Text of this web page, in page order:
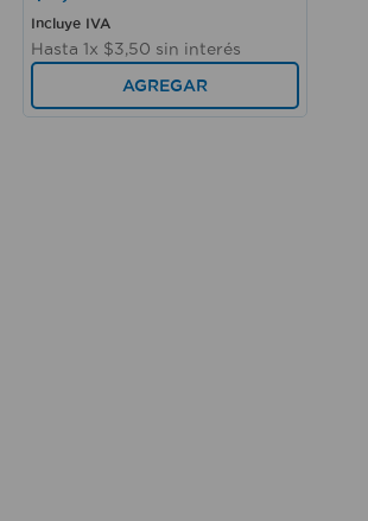
Incluye IVA
Hasta 1x $3,50 sin interés
AGREGAR